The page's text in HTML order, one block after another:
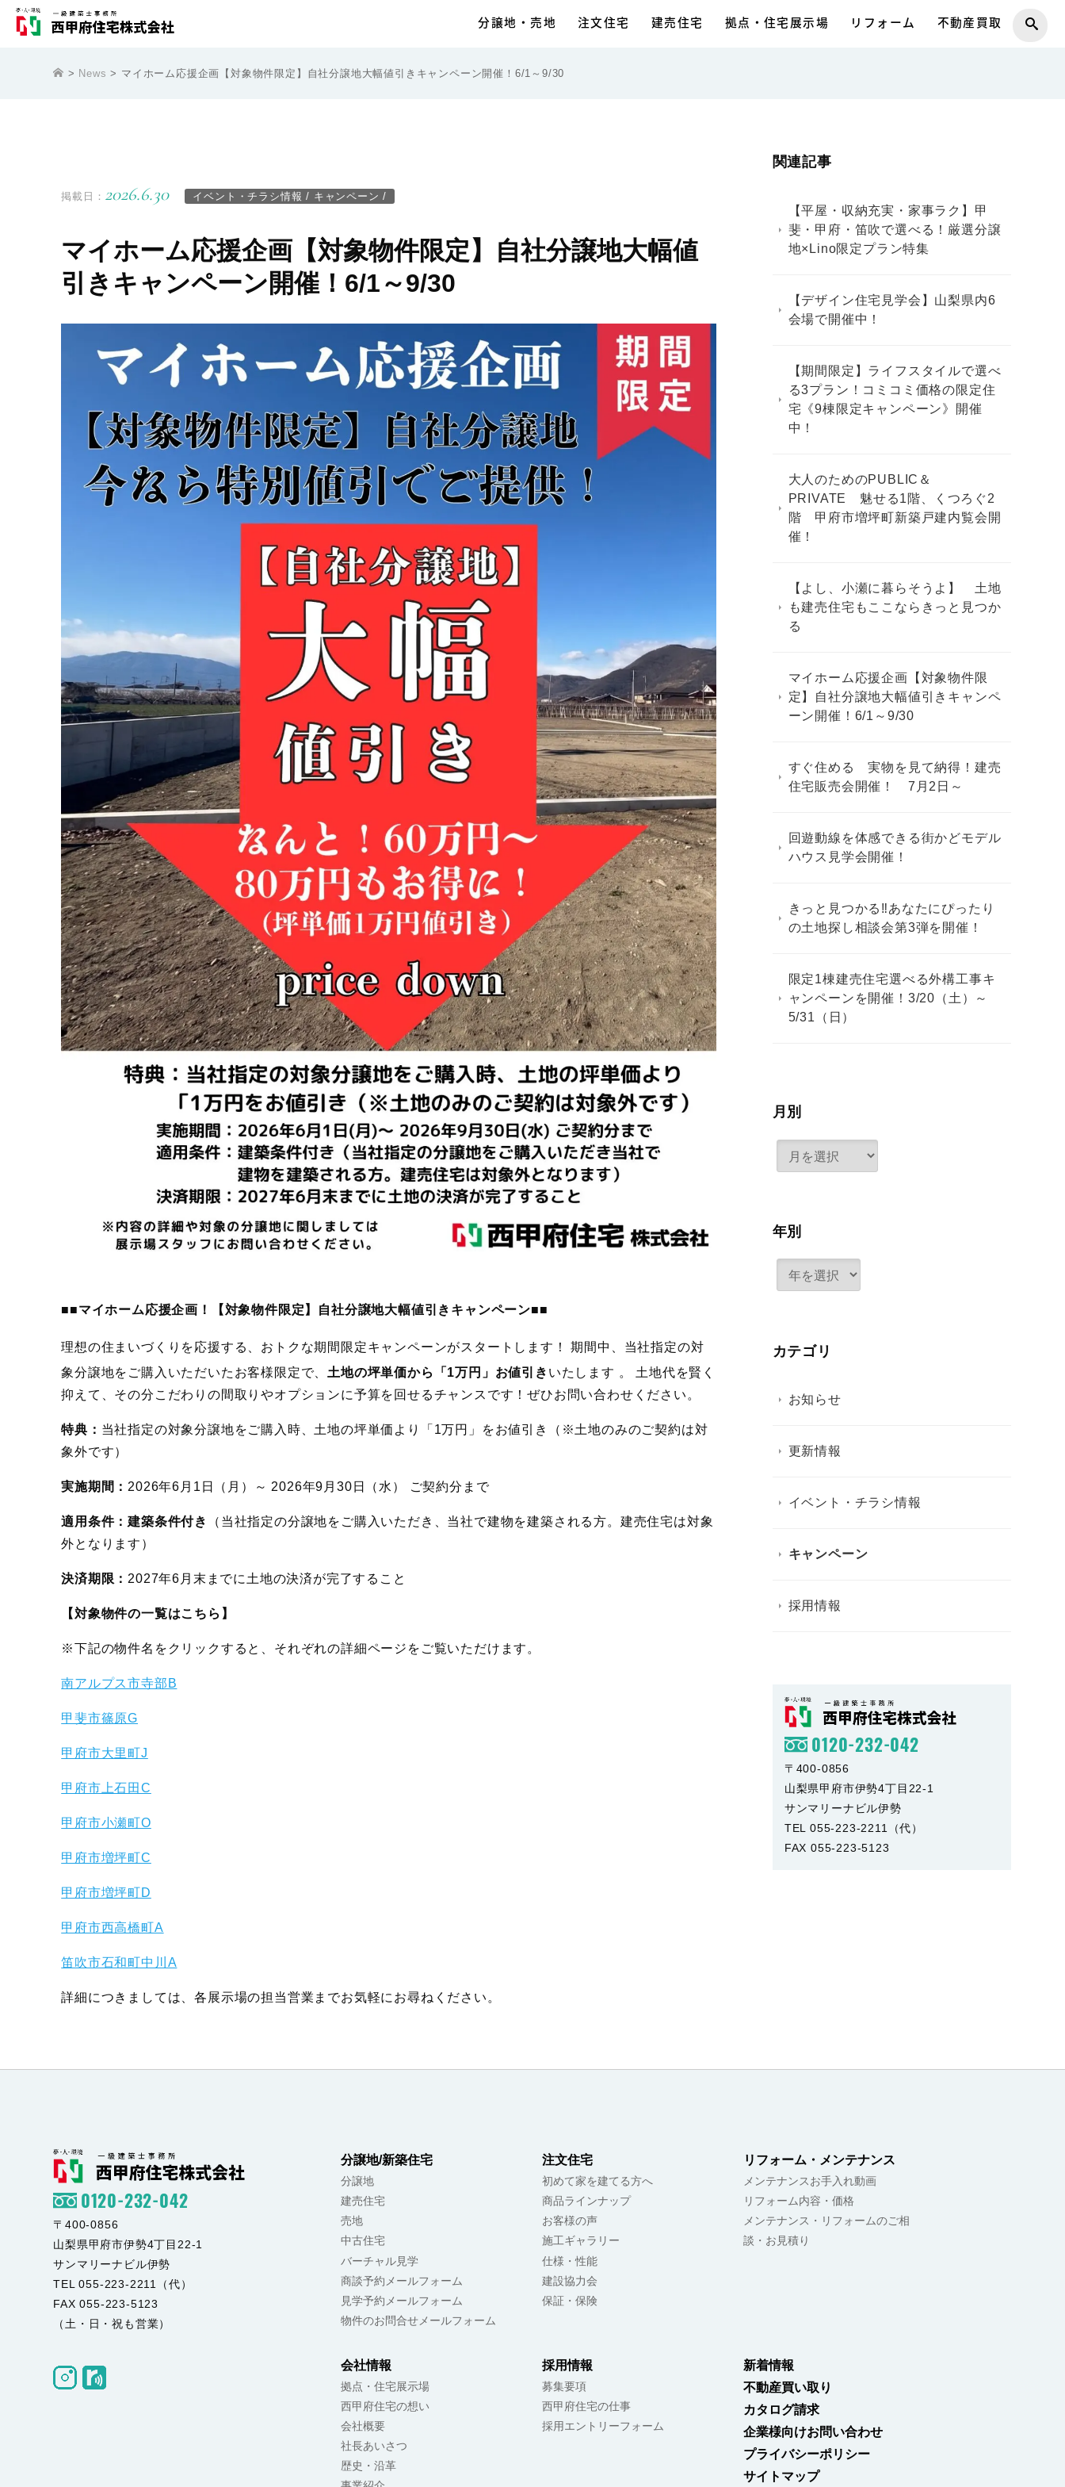
分譲地・売地 注文住宅 建売住宅 拠点・住宅展示場 リフォーム 不動産買取
> News > マイホーム応援企画【対象物件限定】自社分譲地大幅値引きキャンペーン開催！6/1～9/30
掲載日： 2026.6.30 イベント・チラシ情報 / キャンペーン /
マイホーム応援企画【対象物件限定】自社分譲地大幅値
引きキャンペーン開催！6/1～9/30
■■マイホーム応援企画！【対象物件限定】自社分譲地大幅値引きキャンペーン■■
理想の住まいづくりを応援する、おトクな期間限定キャンペーンがスタートします！
期間中、当社指定の対
象分譲地をご購入いただいたお客様限定で、 土地の坪単価から「1万円」お値引き いたします 。
土地代を賢く
抑えて、その分こだわりの間取りやオプションに予算を回せるチャンスです！ぜひお問い合わせください。
特典： 当社指定の対象分譲地をご購入時、土地の坪単価より「1万円」をお値引き（※土地のみのご契約は対
象外です）
実施期間： 2026年6月1日（月）～ 2026年9月30日（水） ご契約分まで
適用条件：建築条件付き
（当社指定の分譲地をご購入いただき、当社で建物を建築される方。建売住宅は対象
外となります）
決済期限： 2027年6月末までに土地の決済が完了すること
【対象物件の一覧はこちら】
※下記の物件名をクリックすると、それぞれの詳細ページをご覧いただけます。
南アルプス市寺部B
甲斐市篠原G
甲府市大里町J
甲府市上石田C
甲府市小瀬町O
甲府市増坪町C
甲府市増坪町D
甲府市西高橋町A
笛吹市石和町中川A
詳細につきましては、各展示場の担当営業までお気軽にお尋ねください。
関連記事
【平屋・収納充実・家事ラク】甲
斐・甲府・笛吹で選べる！厳選分譲
地×Lino限定プラン特集
【デザイン住宅見学会】山梨県内6
会場で開催中！
【期間限定】ライフスタイルで選べ
る3プラン！コミコミ価格の限定住
宅《9棟限定キャンペーン》開催
中！
大人のためのPUBLIC＆
PRIVATE 魅せる1階、くつろぐ2
階 甲府市増坪町新築戸建内覧会開
催！
【よし、小瀬に暮らそうよ】 土地
も建売住宅もここならきっと見つか
る
マイホーム応援企画【対象物件限
定】自社分譲地大幅値引きキャンペ
ーン開催！6/1～9/30
すぐ住める 実物を見て納得！建売
住宅販売会開催！ 7月2日～
回遊動線を体感できる街かどモデル
ハウス見学会開催！
きっと見つかる‼あなたにぴったり
の土地探し相談会第3弾を開催！
限定1棟建売住宅選べる外構工事キ
ャンペーンを開催！3/20（土）～
5/31（日）
月別
年別
カテゴリ
お知らせ
更新情報
イベント・チラシ情報
キャンペーン
採用情報
0120-232-042
〒400-0856
山梨県甲府市伊勢4丁目22-1
サンマリーナビル伊勢
TEL 055-223-2211（代）
FAX 055-223-5123
分譲地/新築住宅
分譲地
建売住宅
売地
中古住宅
バーチャル見学
商談予約メールフォーム
見学予約メールフォーム
物件のお問合せメールフォーム
注文住宅
初めて家を建てる方へ
商品ラインナップ
お客様の声
施工ギャラリー
仕様・性能
建設協力会
保証・保険
リフォーム・メンテナンス
メンテナンスお手入れ動画
リフォーム内容・価格
メンテナンス・リフォームのご相
談・お見積り
会社情報
拠点・住宅展示場
西甲府住宅の想い
会社概要
社長あいさつ
歴史・沿革
採用情報
募集要項
西甲府住宅の仕事
採用エントリーフォーム
新着情報
不動産買い取り
カタログ請求
企業様向けお問い合わせ
プライバシーポリシー
サイトマップ
0120-232-042
〒400-0856
山梨県甲府市伊勢4丁目22-1
サンマリーナビル伊勢
TEL 055-223-2211（代）
FAX 055-223-5123
（土・日・祝も営業）